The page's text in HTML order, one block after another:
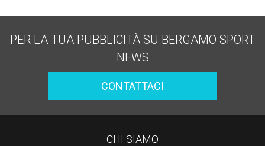
PER LA TUA PUBBLICITÀ SU BERGAMO SPORT
NEWS
CONTATTACI
CHI SIAMO